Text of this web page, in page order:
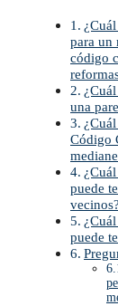
para un
código
una
Código
puede
vecinos?
puede